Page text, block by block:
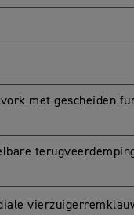
met gescheiden